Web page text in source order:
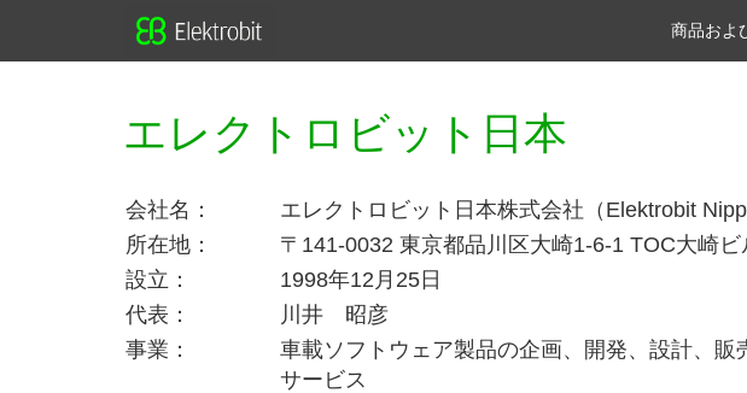
商品およ
エレクトロビット日本
会社名：
エレクトロビット日本株式会社（Elektrobit
所在地：
〒141-0032 東京都品川区大崎1-6-1 TOC大崎
設立：
1998年12月25日
代表：
川井 昭彦
事業：
車載ソフトウェア製品の企画、開発、設計、
サービス